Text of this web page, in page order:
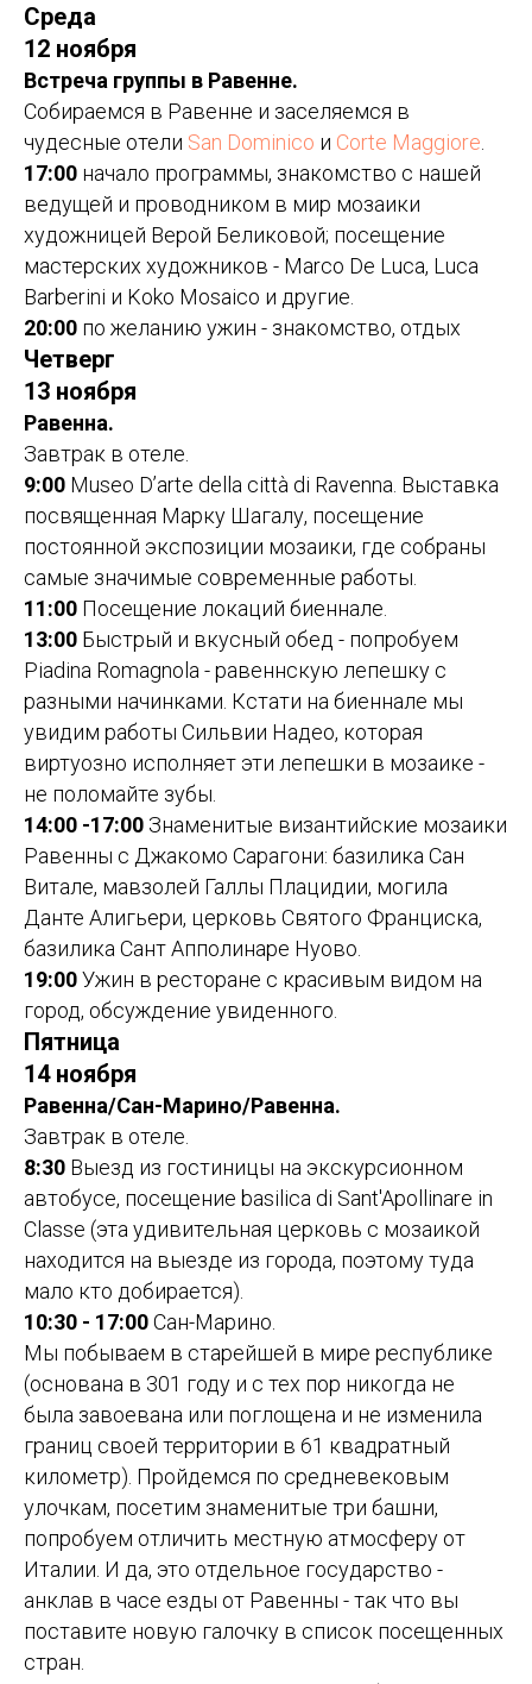
Среда
12 ноября
Встреча группы в Равенне.
Собираемся в Равенне и заселяемся в
чудесные отели San Dominico и Corte Maggiore
17:00 начало программы, знакомство с нашей
ведущей и проводником в мир мозаики
художницей Верой Беликовой; посещение
мастерских художников - Marco De Luca, Luca
Barberini и Koko Mosaico и другие.
20:00 по желанию ужин - знакомство, отдых
Четверг
13 ноября
Равенна.
Завтрак в отеле.
9:00 Museo D’arte della città di Ravenna. Выставка
посвященная Марку Шагалу, посещение
постоянной экспозиции мозаики, где собраны
самые значимые современные работы.
11:00 Посещение локаций биеннале.
13:00 Быстрый и вкусный обед - попробуем
Piadina Romagnola - равеннскую лепешку с
разными начинками. Кстати на биеннале мы
увидим работы Сильвии Надео, которая
виртуозно исполняет эти лепешки в мозаике -
не поломайте зубы.
14:00 -17:00 Знаменитые византийские мозаики
Равенны с Джакомо Сарагони: базилика Сан
Витале, мавзолей Галлы Плацидии, могила
Данте Алигьери, церковь Святого Франциска,
базилика Сант Апполинаре Нуово.
19:00Ужин в ресторане с красивым видом на
город, обсуждение увиденного.
Пятница
14 ноября
Равенна/Сан-Марино/Равенна.
Завтрак в отеле.
8:30 Выезд из гостиницы на экскурсионном
автобусе, посещение basilica di Sant'Apollinare in
Classe (эта удивительная церковь с мозаикой
находится на выезде из города, поэтому туда
мало кто добирается).
10:30 - 17:00Сан-Марино.
Мы побываем в старейшей в мире республике
(основана в 301 году и с тех пор никогда не
была завоевана или поглощена и не изменила
границ своей территории в 61 квадратный
километр). Пройдемся по средневековым
улочкам, посетим знаменитые три башни,
попробуем отличить местную атмосферу от
Италии. И да, это отдельное государство -
анклав в часе езды от Равенны - так что вы
поставите новую галочку в список посещенных
стран.